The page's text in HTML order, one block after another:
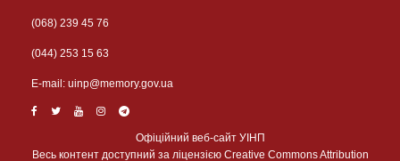
(068) 239 45 76
(044) 253 15 63
Е-mail: uinp@memory.gov.ua
Офіційний веб-сайт УІНП
Весь контент доступний за ліцензією Creative Commons Attribution